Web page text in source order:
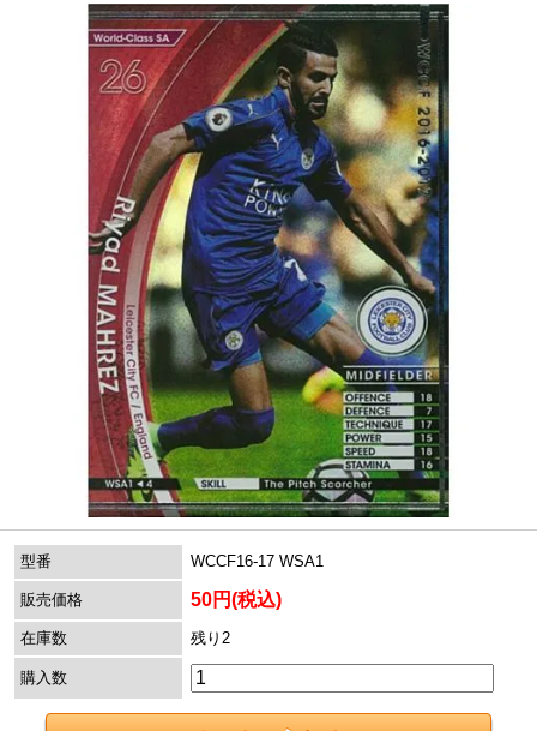
型番 WCCF16-17 WSA1
販売価格 50円(税込)
在庫数 残り2
購入数